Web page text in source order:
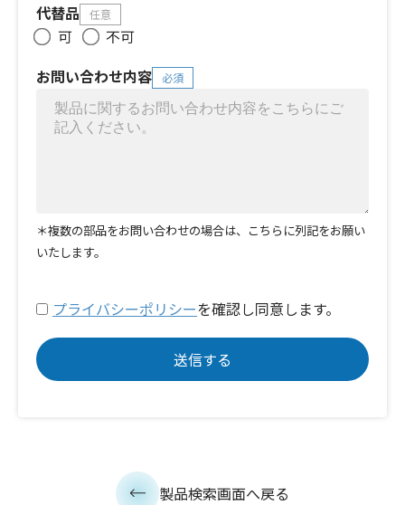
代替品 任意
可
不可
お問い合わせ内容
必須
＊複数の部品をお問い合わせの場合は、こちらに列記をお願い
いたします。
プライバシーポリシーを確認し同意します。
製品検索画面へ戻る